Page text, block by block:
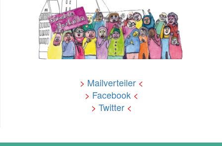
> Mailverteiler <
> Facebook <
> Twitter <